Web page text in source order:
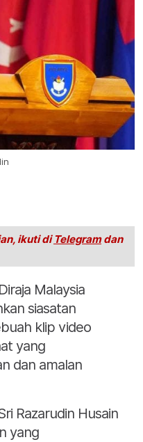
ikuti di Telegramdan
Malaysia
siasatan
klip video
yang
dan amalan
Razarudin Husain
yang